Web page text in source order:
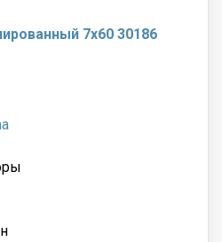
7x60 30186